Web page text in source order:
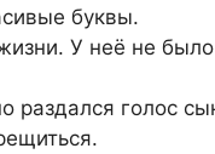
буквы.
У неё не
голос